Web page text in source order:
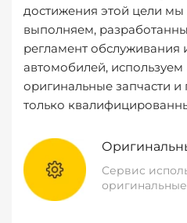
достижения этой цели мы
выполняем,
регламент обслуживания
автомобилей,
оригинальные запчасти
только
Сервис
оригинальные